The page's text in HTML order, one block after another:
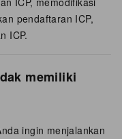
pendaftaran ICP,
ICP.
memiliki
ingin menjalankan